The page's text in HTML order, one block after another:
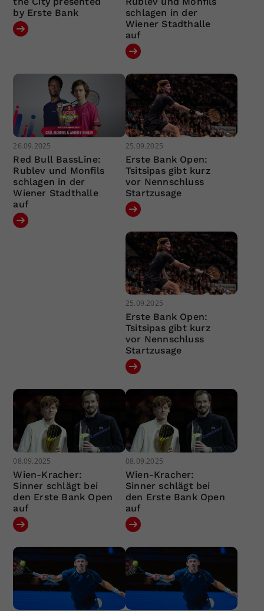
by Erste Bank
schlagen in der
Wiener Stadthalle
auf
26.09.2025
Red Bull BassLine:
Rublev und Monfils
schlagen in der
Wiener Stadthalle
auf
25.09.2025
Erste Bank Open:
Tsitsipas gibt kurz
vor Nennschluss
Startzusage
25.09.2025
Erste Bank Open:
Tsitsipas gibt kurz
vor Nennschluss
Startzusage
08.09.2025
Wien-Kracher:
Sinner schlägt bei
den Erste Bank Open
auf
08.09.2025
Wien-Kracher:
Sinner schlägt bei
den Erste Bank Open
auf